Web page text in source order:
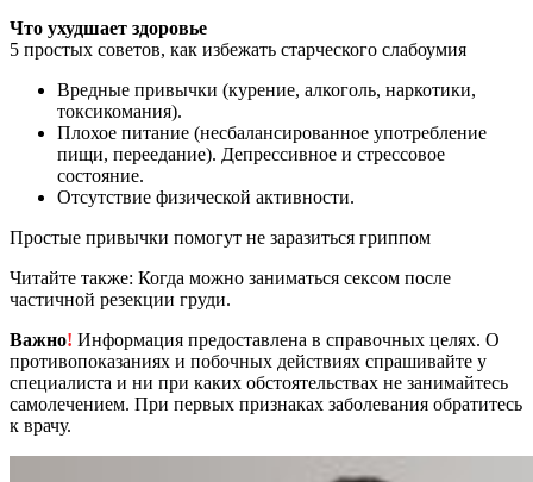
Что ухудшает здоровье
5 простых советов, как избежать старческого слабоумия
Вредные привычки (курение, алкоголь, наркотики,
токсикомания).
Плохое питание (несбалансированное употребление
пищи, переедание). Депрессивное и стрессовое
состояние.
Отсутствие физической активности.
Простые привычки помогут не заразиться гриппом
Читайте также: Когда можно заниматься сексом после
частичной резекции груди.
Важно! Информация предоставлена в справочных целях. О
противопоказаниях и побочных действиях спрашивайте у
специалиста и ни при каких обстоятельствах не занимайтесь
самолечением. При первых признаках заболевания обратитесь
к врачу.